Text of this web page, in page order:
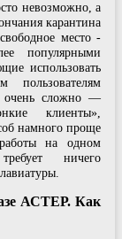
невозможно, а
карантина
место -
популярными
использовать
очень сложно —
клиенты»,
намного проще
на одном
ничего
АСТЕР. Как